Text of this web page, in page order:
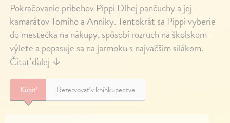
Pokračovanie príbehov Pippi Dlhej pančuchy a jej
kamarátov Tomiho a Anniky. Tentokrát sa Pippi vyberie
do mestečka na nákupy, spôsobí rozruch na školskom
výlete a popasuje sa na jarmoku s najväčším silákom.
Čítať ďalej↓
Kúpiť Rezervovať v kníhkupectve